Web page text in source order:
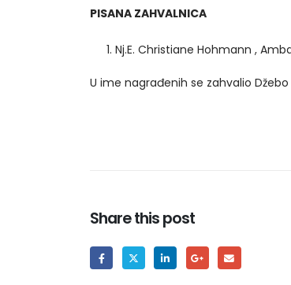
PISANA ZAHVALNICA
Nj.E. Christiane Hohmann ,
U ime nagrađenih se zahvalio
Share this post